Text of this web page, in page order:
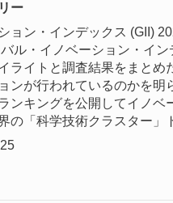
ー
ョン・インデックス (GII)
ル・イノベーション・イ
ライトと調査結果をまと
ンが行われているのかを
ンキングを公開してイノ
の「科学技術クラスター」